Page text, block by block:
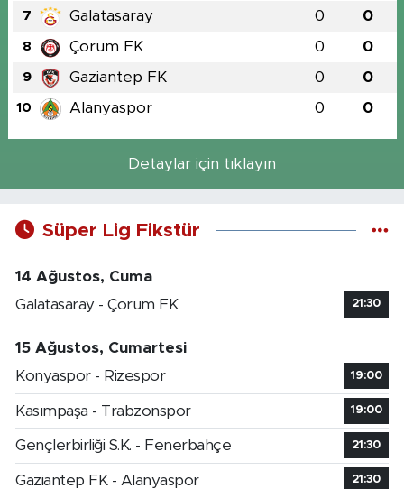
7 Galatasaray 0 0
8 Çorum FK 0 0
9 Gaziantep FK 0 0
10 Alanyaspor 0 0
Detaylar için tıklayın
Süper Lig Fikstür
14 Ağustos, Cuma
Galatasaray - Çorum FK
21:30
15 Ağustos, Cumartesi
Konyaspor - Rizespor
19:00
Kasımpaşa - Trabzonspor 19:00
Gençlerbirliği S.K. - Fenerbahçe 21:30
Gaziantep FK - Alanyaspor 21:30